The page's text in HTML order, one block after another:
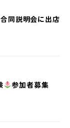
同説明会に出店
参加者募集